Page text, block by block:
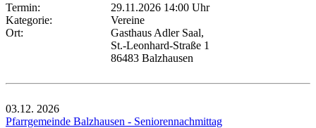
Termin:
29.11.2026 14:00 Uhr
Kategorie:
Vereine
Ort:
Gasthaus Adler Saal,
St.-Leonhard-Straße 1
86483 Balzhausen
03.12. 2026
Pfarrgemeinde Balzhausen - Seniorennachmittag